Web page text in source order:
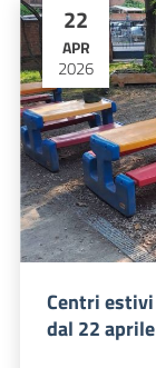
22
APR
2026
Centri
dal 22